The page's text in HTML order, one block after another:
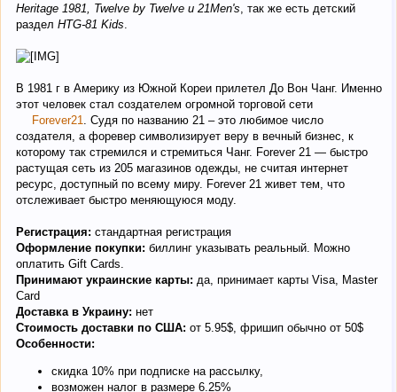
Heritage 1981, Twelve by Twelve и 21Men's , так же есть детский
раздел HTG-81 Kids
В 1981 г в Америку из Южной Кореи прилетел До Вон Чанг. Именно
этот человек стал создателем огромной торговой сети
Forever21
. Судя по названию 21 – это любимое число
создателя, а форевер символизирует веру в вечный бизнес, к
которому так стремился и стремиться Чанг. Forever 21 — быстро
растущая сеть из 205 магазинов одежды, не считая интернет
ресурс, доступный по всему миру. Forever 21 живет тем, что
отслеживает быстро меняющуюся моду.
Регистрация: стандартная регистрация
Оформление покупки: биллинг указывать реальный. Можно
оплатить Gift Cards.
Принимают украинские карты: да, принимает карты Visa, Master
Card
Доставка в Украину: нет
Стоимость доставки по США: от 5.95$, фришип обычно от 50$
Особенности:
скидка 10% при подписке на рассылку,
возможен налог в размере 6.25%